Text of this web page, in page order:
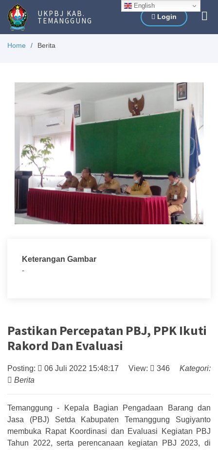
English
UKPBJ KAB.
TEMANGGUNG Login
Home Berita
Keterangan Gambar
-
Pastikan Percepatan PBJ, PPK Ikuti
Rakord Dan Evaluasi
Posting: 06 Juli 2022 15:48:17 View: 346
Kategori:
Berita
Temanggung - Kepala Bagian Pengadaan Barang dan
Jasa (PBJ) Setda Kabupaten Temanggung Sugiyanto
membuka Rapat Koordinasi dan Evaluasi Kegiatan PBJ
Tahun 2022, serta perencanaan kegiatan PBJ 2023, di